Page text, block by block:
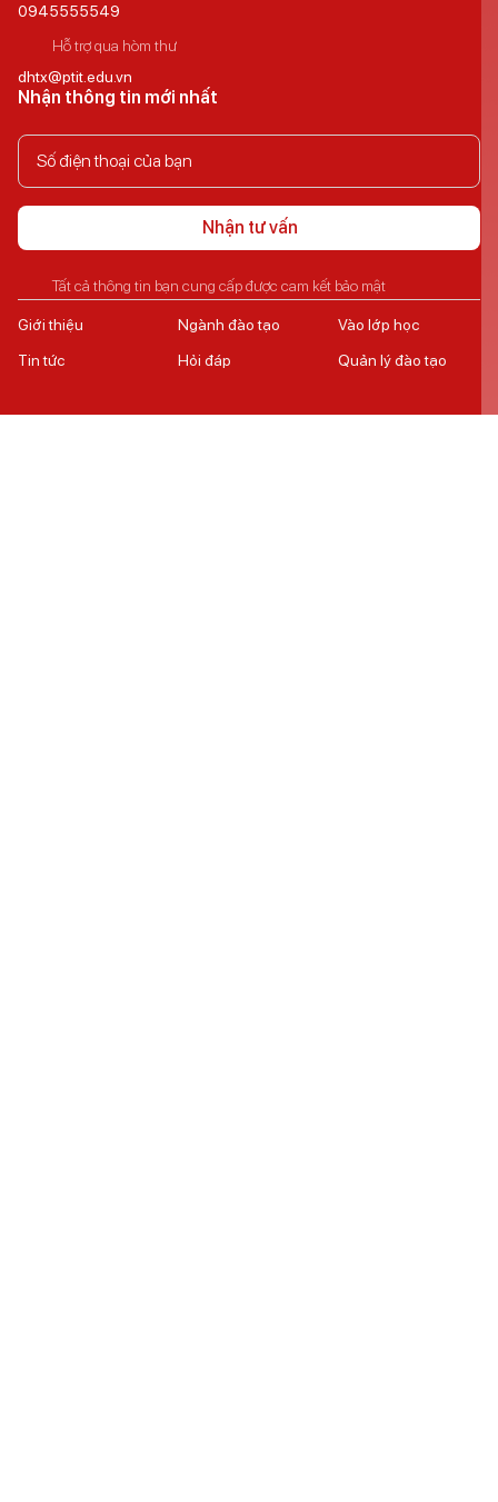
0945555549
Hỗ trợ qua hòm thư
dhtx@ptit.edu.vn
Nhận thông tin mới nhất
Nhận tư vấn
Tất cả thông tin bạn cung cấp được cam kết bảo mật
Giới thiệu
Tin tức
Ngành đào tạo
Hỏi đáp
Vào lớp học
Quản lý đào tạo